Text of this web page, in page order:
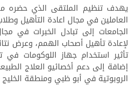
يهدف تنظيم الملتقى الذي حضره
العاملين في مجال اعادة التأهيل
الجامعات إلى تبادل الخبرات في
لإعادة تأهيل أصحاب الهمم، وعرض
تأثير استخدام جهاز اللوكومات
إضافة إلى دعم أخصائيو العلاج
الروبوتية في أبو ظبي ومنطقة الخليج